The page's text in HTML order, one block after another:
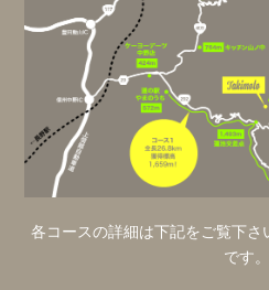
各コースの詳細は下記をご覧下
です。